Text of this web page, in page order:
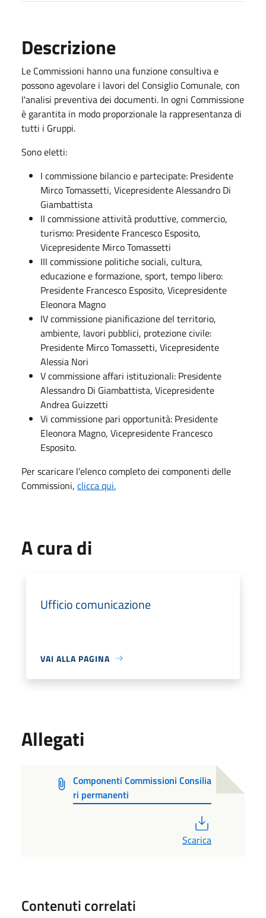
Descrizione
Le Commissioni hanno una funzione consultiva e
possono agevolare i lavori del Consiglio Comunale, con
l'analisi preventiva dei documenti. In ogni Commissione
è garantita in modo proporzionale la rappresentanza di
tutti i Gruppi.
Sono eletti:
I commissione bilancio e partecipate: Presidente
Mirco Tomassetti, Vicepresidente Alessandro Di
Giambattista
II commissione attività produttive, commercio,
turismo: Presidente Francesco Esposito,
Vicepresidente Mirco Tomassetti
III commissione politiche sociali, cultura,
educazione e formazione, sport, tempo libero:
Presidente Francesco Esposito, Vicepresidente
Eleonora Magno
IV commissione pianificazione del territorio,
ambiente, lavori pubblici, protezione civile:
Presidente Mirco Tomassetti, Vicepresidente
Alessia Nori
V commissione affari istituzionali: Presidente
Alessandro Di Giambattista, Vicepresidente
Andrea Guizzetti
Vi commissione pari opportunità: Presidente
Eleonora Magno, Vicepresidente Francesco
Esposito.
Per scaricare l'elenco completo dei componenti delle
Commissioni, clicca qui.
A cura di
Ufficio comunicazione
VAI ALLA PAGINA
Allegati
Componenti Commissioni Consilia
ri permanenti
Scarica
Contenuti correlati